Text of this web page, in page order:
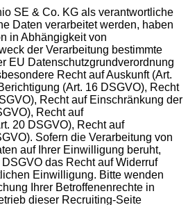
SE & Co. KG als verantwortliche
Daten verarbeitet werden, haben
in Abhängigkeit von
der Verarbeitung bestimmte
EU Datenschutzgrundverordnung
Recht auf Auskunft (Art.
(Art. 16 DSGVO), Recht
Recht auf Einschränkung der
Recht auf
20 DSGVO), Recht auf
Sofern die Verarbeitung von
auf Ihrer Einwilligung beruht,
das Recht auf Widerruf
Einwilligung. Bitte wenden
Ihrer Betroffenenrechte in
dieser Recruiting-Seite